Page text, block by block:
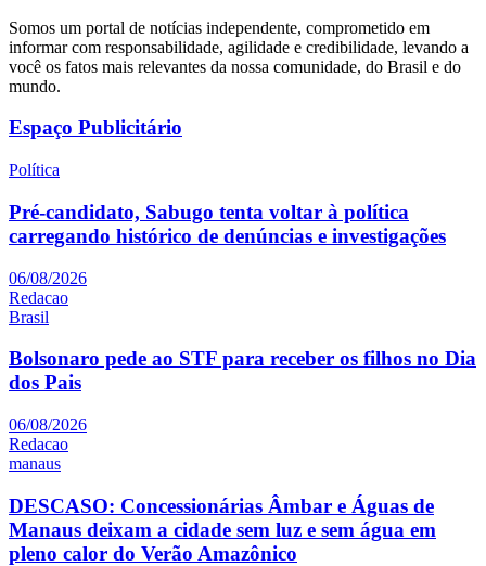
Somos um portal de notícias independente, comprometido em
informar com responsabilidade, agilidade e credibilidade, levando a
você os fatos mais relevantes da nossa comunidade, do Brasil e do
mundo.
Espaço Publicitário
Política
Pré-candidato, Sabugo tenta voltar à política
carregando histórico de denúncias e investigações
06/08/2026
Redacao
Brasil
Bolsonaro pede ao STF para receber os filhos no Dia
dos Pais
06/08/2026
Redacao
manaus
DESCASO: Concessionárias Âmbar e Águas de
Manaus deixam a cidade sem luz e sem água em
pleno calor do Verão Amazônico